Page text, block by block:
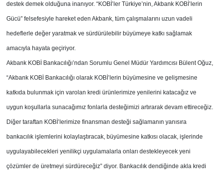
destek demek olduğuna inanıyor. “KOBİ’ler Türkiye’nin, Akbank KOBİ’lerin
Gücü” felsefesiyle hareket eden Akbank, tüm çalışmalarını uzun vadeli
hedeflerle değer yaratmak ve sürdürülebilir büyümeye katkı sağlamak
amacıyla hayata geçiriyor.
Akbank KOBİ Bankacılığı’ndan Sorumlu Genel Müdür Yardımcısı Bülent Oğuz,
“Akbank KOBİ Bankacılığı olarak KOBİ’lerin büyümesine ve gelişmesine
katkıda bulunmak için varolan kredi ürünlerimize yenilerini katacağız ve
uygun koşullarla sunacağımız fonlarla desteğimizi artırarak devam ettireceğiz.
Diğer taraftan KOBİ’lerimize finansman desteği sağlamanın yanısıra
bankacılık işlemlerini kolaylaştıracak, büyümesine katkısı olacak, işlerinde
uygulayabilecekleri yenilikçi uygulamalarla onları destekleyecek yeni
çözümler de üretmeyi sürdüreceğiz” diyor. Bankacılık dendiğinde akla kredi